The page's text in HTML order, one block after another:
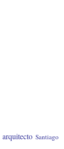
arquitecto Santiago